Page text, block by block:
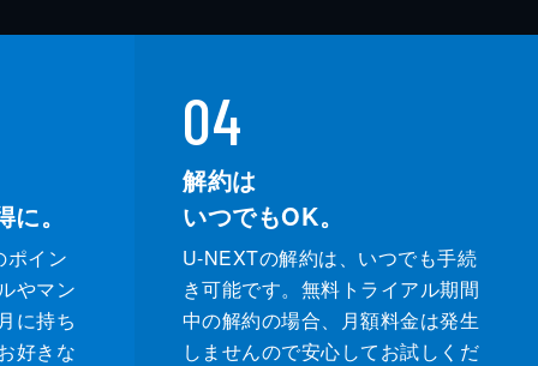
。
ポイン
やマン
に持ち
好きな
04
解約は
いつでもOK。
U-NEXTの解約は、いつでも手続
き可能です。無料トライアル期間
中の解約の場合、月額料金は発生
しませんので安心してお試しくだ